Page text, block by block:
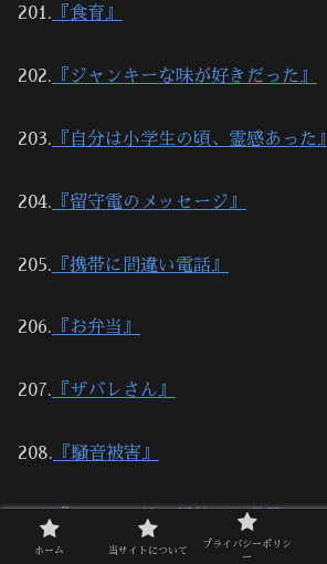
201. 『食育』
202. 『ジャンキーな味が好きだった』
203. 『自分は小学生の頃、霊感あった』
204. 『留守電のメッセージ』
205. 『携帯に間違い電話』
206. 『お弁当』
207. 『ザバレさん』
208. 『騒音被害』
209. 『キリスト教に帰依した農民』
ホーム 当サイトについて
プライバシーポリシ
ー